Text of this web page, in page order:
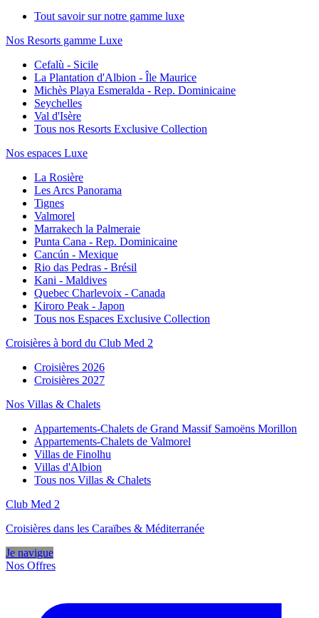
Tout savoir sur notre gamme luxe
Nos Resorts gamme Luxe
Cefalù - Sicile
La Plantation d'Albion - Île Maurice
Michès Playa Esmeralda - Rep. Dominicaine
Seychelles
Val d'Isère
Tous nos Resorts Exclusive Collection
Nos espaces Luxe
La Rosière
Les Arcs Panorama
Tignes
Valmorel
Marrakech la Palmeraie
Punta Cana - Rep. Dominicaine
Cancún - Mexique
Rio das Pedras - Brésil
Kani - Maldives
Quebec Charlevoix - Canada
Kiroro Peak - Japon
Tous nos Espaces Exclusive Collection
Croisières à bord du Club Med 2
Croisières 2026
Croisières 2027
Nos Villas & Chalets
Appartements-Chalets de Grand Massif Samoëns Morillon
Appartements-Chalets de Valmorel
Villas de Finolhu
Villas d'Albion
Tous nos Villas & Chalets
Club Med 2
Croisières dans les Caraïbes & Méditerranée
Je navigue
Nos Offres